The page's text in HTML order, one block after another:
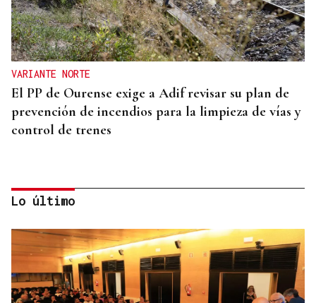
VARIANTE NORTE
El PP de Ourense exige a Adif revisar su plan de
prevención de incendios para la limpieza de vías y
control de trenes
Lo último